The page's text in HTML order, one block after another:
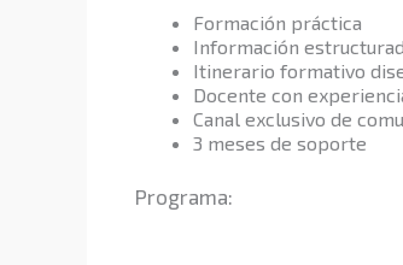
Formación práctica
Información
Itinerario formativo
Docente con
Canal exclusivo de
3 meses de soporte
Programa: